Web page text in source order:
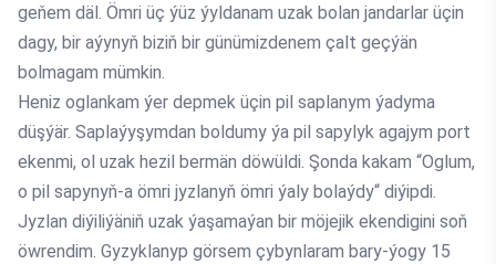
geňem däl. Ömri üç ýüz ýyldanam uzak bolan jandarlar üçin
dagy, bir aýynyň biziň bir günümizdenem çalt geçýän
bolmagam mümkin.
Heniz oglankam ýer depmek üçin pil saplanym ýadyma
düşýär. Saplaýyşymdan boldumy ýa pil sapylyk agajym port
ekenmi, ol uzak hezil bermän döwüldi. Şonda kakam “Oglum,
o pil sapynyň-a ömri jyzlanyň ömri ýaly bolaýdy“ diýipdi.
Jyzlan diýiliýäniň uzak ýaşamaýan bir möjejik ekendigini soň
öwrendim. Gyzyklanyp görsem çybynlaram bary-ýogy 15